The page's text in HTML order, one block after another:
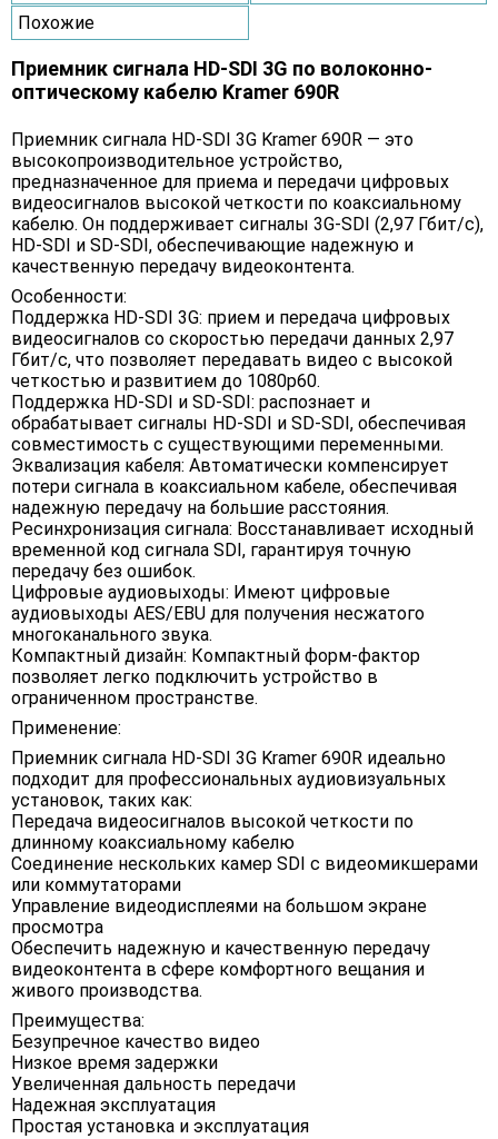
Похожие
Приемник сигнала HD-SDI 3G по волоконно-
оптическому кабелю Kramer 690R
Приемник сигнала HD-SDI 3G Kramer 690R — это
высокопроизводительное устройство,
предназначенное для приема и передачи цифровых
видеосигналов высокой четкости по коаксиальному
кабелю. Он поддерживает сигналы 3G-SDI (2,97 Гбит/с),
HD-SDI и SD-SDI, обеспечивающие надежную и
качественную передачу видеоконтента.
Особенности:
Поддержка HD-SDI 3G: прием и передача цифровых
видеосигналов со скоростью передачи данных 2,97
Гбит/с, что позволяет передавать видео с высокой
четкостью и развитием до 1080p60.
Поддержка HD-SDI и SD-SDI: распознает и
обрабатывает сигналы HD-SDI и SD-SDI, обеспечивая
совместимость с существующими переменными.
Эквализация кабеля: Автоматически компенсирует
потери сигнала в коаксиальном кабеле, обеспечивая
надежную передачу на большие расстояния.
Ресинхронизация сигнала: Восстанавливает исходный
временной код сигнала SDI, гарантируя точную
передачу без ошибок.
Цифровые аудиовыходы: Имеют цифровые
аудиовыходы AES/EBU для получения несжатого
многоканального звука.
Компактный дизайн: Компактный форм-фактор
позволяет легко подключить устройство в
ограниченном пространстве.
Применение:
Приемник сигнала HD-SDI 3G Kramer 690R идеально
подходит для профессиональных аудиовизуальных
установок, таких как:
Передача видеосигналов высокой четкости по
длинному коаксиальному кабелю
Соединение нескольких камер SDI с видеомикшерами
или коммутаторами
Управление видеодисплеями на большом экране
просмотра
Обеспечить надежную и качественную передачу
видеоконтента в сфере комфортного вещания и
живого производства.
Преимущества:
Безупречное качество видео
Низкое время задержки
Увеличенная дальность передачи
Надежная эксплуатация
Простая установка и эксплуатация